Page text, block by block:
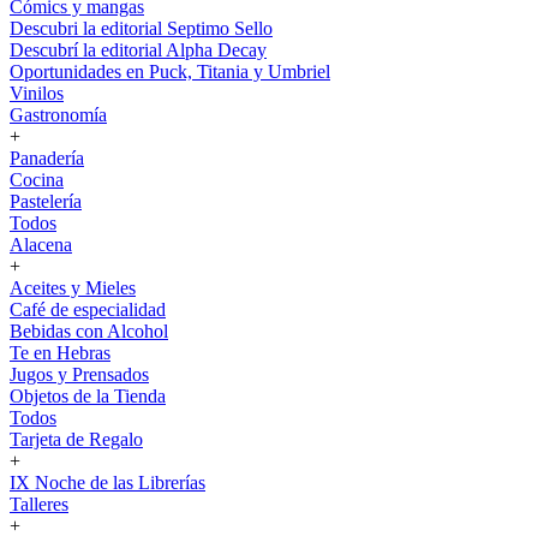
Cómics y mangas
Descubri la editorial Septimo Sello
Descubrí la editorial Alpha Decay
Oportunidades en Puck, Titania y Umbriel
Vinilos
Gastronomía
+
Panadería
Cocina
Pastelería
Todos
Alacena
+
Aceites y Mieles
Café de especialidad
Bebidas con Alcohol
Te en Hebras
Jugos y Prensados
Objetos de la Tienda
Todos
Tarjeta de Regalo
+
IX Noche de las Librerías
Talleres
+